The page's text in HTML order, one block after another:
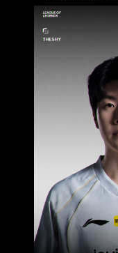
◢██◤
◢██◤
◢██◤
◢██◤
峰 第三站：
15:00 登峰 LG